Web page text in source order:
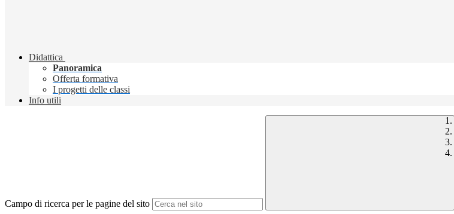
Didattica
Panoramica
Offerta formativa
I progetti delle classi
Info utili
Campo di ricerca per le pagine del sito